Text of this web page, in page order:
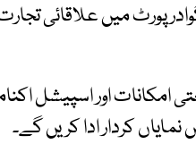
پورٹ میں علاقائی
امکانات اور اسپیشل
کردار ادا کریں گے۔